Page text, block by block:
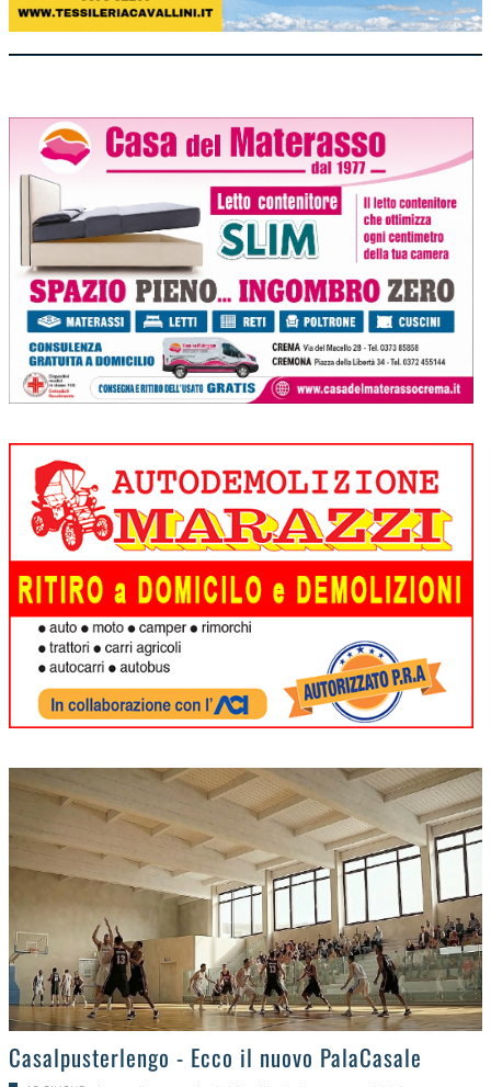
>
Casalpusterlengo - Ecco il nuovo PalaCasale